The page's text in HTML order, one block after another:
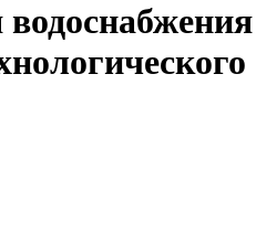
водоснабжения